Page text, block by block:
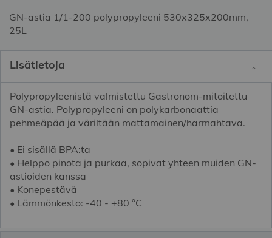
GN-astia 1/1-200 polypropyleeni 530x325x200mm,
25L
Lisätietoja
Polypropyleenistä valmistettu Gastronom-mitoitettu
GN-astia. Polypropyleeni on polykarbonaattia
pehmeäpää ja väriltään mattamainen/harmahtava.
• Ei sisällä BPA:ta
• Helppo pinota ja purkaa, sopivat yhteen muiden GN-
astioiden kanssa
• Konepestävä
• Lämmönkesto: -40 - +80 °C